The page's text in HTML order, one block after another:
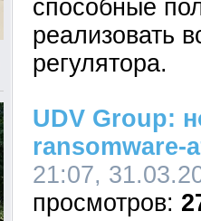
способные
реализовать
регулятора.
UDV Group:
ransomware-
21:07,